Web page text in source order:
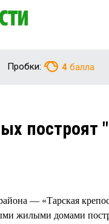
Пробки: 4 балла
построят
— «Тарская
жилыми домами